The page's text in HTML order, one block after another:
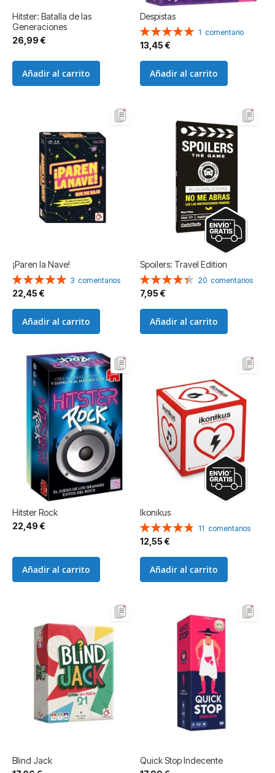
Hitster: Batalla de las
Generaciones
26,99 €
Añadir al carrito
Despistas
Valoración:
100%
1 comentario
13,45 €
Añadir al carrito
¡Paren la Nave!
Valoración:
100%
3 comentarios
22,45 €
Añadir al carrito
Spoilers: Travel Edition
Valoración:
89%
20 comentarios
7,95 €
Añadir al carrito
Hitster Rock
22,49 €
Añadir al carrito
Ikonikus
Valoración:
96%
11 comentarios
12,55 €
Añadir al carrito
Blind Jack
Quick Stop Indecente